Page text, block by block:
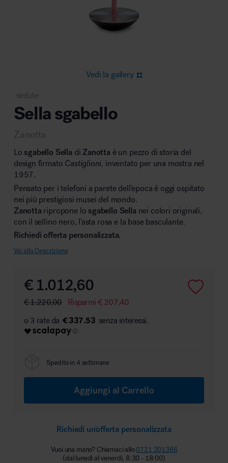
Area lounge e attesa
Area outdoor
Area hospitality
Vedi la gallery
sedute
Sella sgabello
Zanotta
Lo sgabello Sella di Zanotta è un pezzo di storia del
design firmato Castiglioni, inventato per una mostra nel
1957.
Pensato per i telefoni a parete dell’epoca è oggi ospitato
nei più prestigiosi musei del mondo.
Zanotta ripropone lo sgabello Sella nei colori originali,
con il sellino nero, l’asta rosa e la base basculante.
Richiedi offerta personalizzata.
Vai alla Descrizione
€1.012,60
€1.220,00 Risparmi €207,40
€ 337.53
Spedito in 4 settimane
Aggiungi al Carrello
Richiedi un'offerta personalizzata
Vuoi una mano? Chiamaci allo0721 201366
(dal lunedì al venerdì, 8:30 - 18:00)